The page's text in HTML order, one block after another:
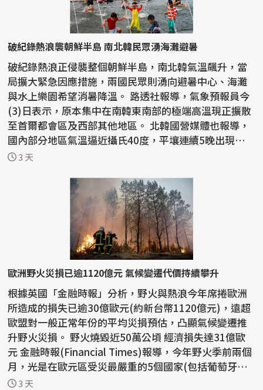
破紀錄熱浪襲朝鮮半島 南北韓民眾湧海灘避暑
破紀錄熱浪正侵襲整個朝鮮半島，南北韓氣溫飆升，當
局擴大緊急因應措施，兩國民眾則湧向避暑中心、海灘
與水上樂園希望消暑降溫。 路透社報導，氣象預報員今
(3)日表示，原本集中在南韓東南部的極端高溫現正擴散
至首爾都會區及西部其他地區。 北韓國營媒體也報導，
國內部分地區氣溫逼近攝氏40度，平壤連續5晚出現「熱
帶...3 天
歐洲野火災損已逾1120億元 氣候變遷代價持續攀升
根據英國「金融時報」分析，野火與熱浪今年席捲歐洲
所造成的損失已逾30億歐元(約新台幣1120億元)，遠超
歐盟對一般正常年份的平均災損預估，凸顯氣候變遷推
升野火災損。 野火燒毀近50萬公頃 經濟損失達31億歐
元 金融時報(Financial Times)報導，今年野火季前兩個
月，光是在歐元區受災最嚴重的5個國家(包括葡萄牙、
希...3 天